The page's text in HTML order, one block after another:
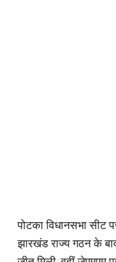
पोटका विधानसभा सीट
झारखंड राज्य गठन के